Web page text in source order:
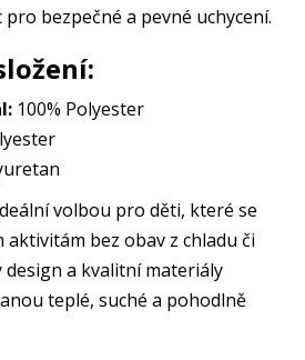
bezpečné a pevné uchycení.
100% Polyester
volbou pro děti, které se
bez obav z chladu či
design a kvalitní materiály
teplé, suché a pohodlně